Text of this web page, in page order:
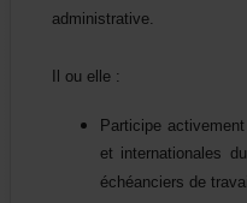
administrative.
Ilouelle: